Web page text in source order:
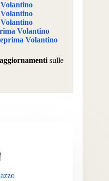
Volantino
Volantino
sulle